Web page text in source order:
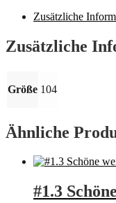
Ärmeln
🍇
Zusätzliche
Zusätzliche
Größe 104
Ähnliche
#1.3